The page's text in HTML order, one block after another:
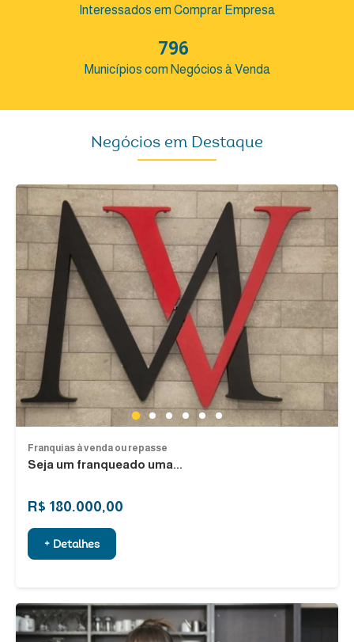
Interessados em Comprar Empresa
796
Municípios com Negócios à Venda
Negócios em Destaque
1 2 3 4 5 6
Franquias à venda ou repasse
Seja um franqueado uma...
R$ 180.000,00
+ Detalhes